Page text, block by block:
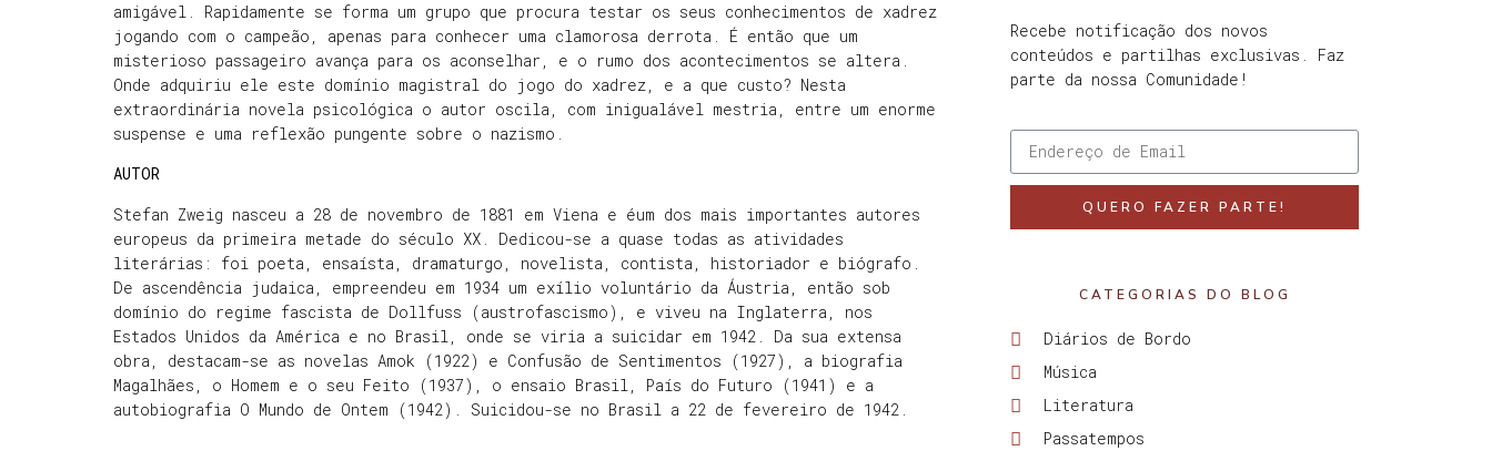
amigável. Rapidamente se forma um grupo que procura testar os seus conhecimentos de xadrez
jogando com o campeão, apenas para conhecer uma clamorosa derrota. É então que um
misterioso passageiro avança para os aconselhar, e o rumo dos acontecimentos se altera.
Onde adquiriu ele este domínio magistral do jogo do xadrez, e a que custo? Nesta
extraordinária novela psicológica o autor oscila, com inigualável mestria, entre um enorme
suspense e uma reflexão pungente sobre o nazismo.
AUTOR
Stefan Zweig nasceu a 28 de novembro de 1881 em Viena e éum dos mais importantes autores
europeus da primeira metade do século XX. Dedicou-se a quase todas as atividades
literárias: foi poeta, ensaísta, dramaturgo, novelista, contista, historiador e biógrafo.
De ascendência judaica, empreendeu em 1934 um exílio voluntário da Áustria, então sob
domínio do regime fascista de Dollfuss (austrofascismo), e viveu na Inglaterra, nos
Estados Unidos da América e no Brasil, onde se viria a suicidar em 1942. Da sua extensa
obra, destacam-se as novelas Amok (1922) e Confusão de Sentimentos (1927), a biografia
Magalhães, o Homem e o seu Feito (1937), o ensaio Brasil, País do Futuro (1941) e a
autobiografia O Mundo de Ontem (1942). Suicidou-se no Brasil a 22 de fevereiro de 1942.
Recebe notificação dos novos
conteúdos e partilhas exclusivas. Faz
parte da nossa Comunidade!
QUERO FAZER PARTE!
CATEGORIAS DO BLOG
Diários de Bordo
Música
Literatura
Passatempos